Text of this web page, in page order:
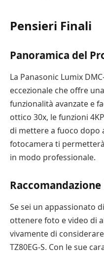
Pensieri Finali
Panoramica del
La Panasonic Lumix
eccezionale che offre
funzionalità avanzate e
ottico 30x, le funzioni
di mettere a fuoco dopo
fotocamera ti
in modo professionale.
Raccomandazione
Se sei un appassionato
ottenere foto e video di
vivamente di
TZ80EG-S. Con le sue